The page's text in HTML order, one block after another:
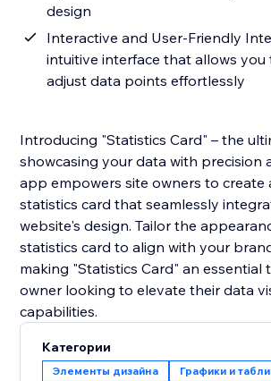
design
Interactive and User-Friendly
intuitive interface that allows you
adjust data points effortlessly
Introducing "Statistics Card" – the
showcasing your data with precision
app empowers site owners to create
statistics card that seamlessly
website's design. Tailor the
statistics card to align with your
making "Statistics Card" an essential
owner looking to elevate their data
capabilities.
Категории
Элементы дизайна Графики и